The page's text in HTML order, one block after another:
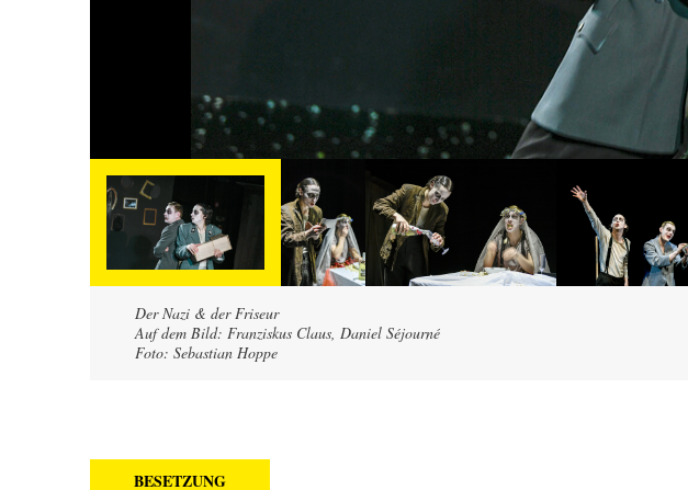
Der Nazi & der Friseur
Auf dem Bild: Franziskus Claus, Daniel Séjourné
Foto: Sebastian Hoppe
BESETZUNG